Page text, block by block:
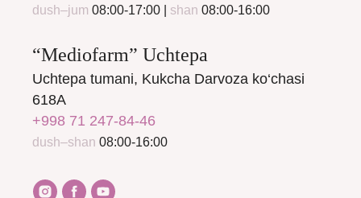
dush–jum 08:00-17:00 | shan 08:00-16:00
“Mediofarm” Uchtepa
Uchtepa tumani, Kukcha Darvoza ko‘chasi
618A
+998 71 247-84-46
dush–shan 08:00-16:00